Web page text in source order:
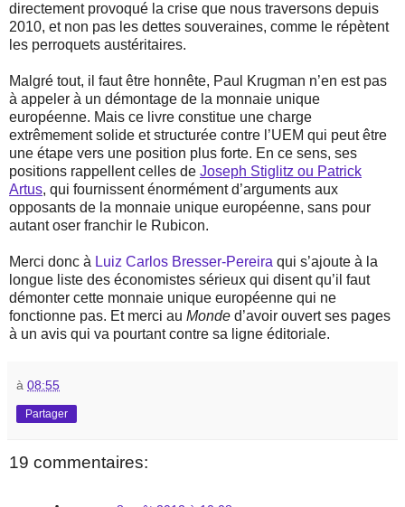
directement provoqué la crise que nous traversons depuis
2010, et non pas les dettes souveraines, comme le répètent
les perroquets austéritaires.
Malgré tout, il faut être honnête, Paul Krugman n’en est pas
à appeler à un démontage de la monnaie unique
européenne. Mais ce livre constitue une charge
extrêmement solide et structurée contre l’UEM qui peut être
une étape vers une position plus forte. En ce sens, ses
positions rappellent celles de Joseph Stiglitz ou Patrick
Artus, qui fournissent énormément d’arguments aux
opposants de la monnaie unique européenne, sans pour
autant oser franchir le Rubicon.
Merci donc à Luiz Carlos Bresser-Pereira qui s’ajoute à la
longue liste des économistes sérieux qui disent qu’il faut
démonter cette monnaie unique européenne qui ne
fonctionne pas. Et merci au Monde d’avoir ouvert ses pages
à un avis qui va pourtant contre sa ligne éditoriale.
à 08:55
Partager
19 commentaires: